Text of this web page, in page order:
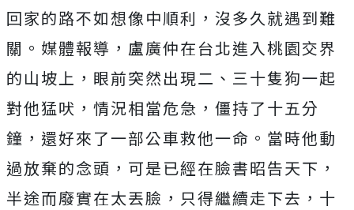
回家的路不如想像中順利，沒多久就遇到難
關。媒體報導，盧廣仲在台北進入桃園交界
的山坡上，眼前突然出現二、三十隻狗一起
對他猛吠，情況相當危急，僵持了十五分
鐘，還好來了一部公車救他一命。當時他動
過放棄的念頭，可是已經在臉書昭告天下，
半途而廢實在太丟臉，只得繼續走下去，十